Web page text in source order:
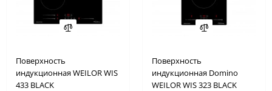
Поверхность
индукционная WEILOR WIS
433 BLACK
Поверхность
индукционная Domino
WEILOR WIS 323 BLACK